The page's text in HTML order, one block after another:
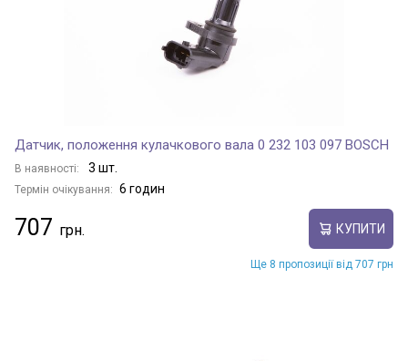
Датчик, положення кулачкового вала 0 232 103 097 BOSCH
В наявності: 3 шт.
Термін очікування: 6 годин
707 КУПИТИ
Ще 8 пропозиції від 707 грн